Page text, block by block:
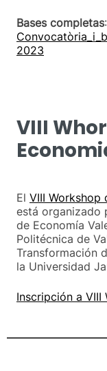
Bases completas:
2023
VIII
El VIII Workshop
está organizado
de Economía
Politécnica de
Transformación
la Universidad
Inscripción a VIII